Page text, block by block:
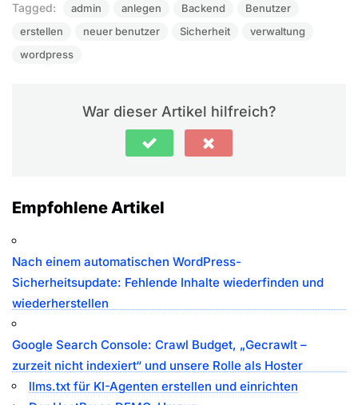
Tagged: admin anlegen Backend
Benutzer
erstellen
neuer benutzer Sicherheit
verwaltung
wordpress
War dieser Artikel hilfreich?
Empfohlene Artikel
Nach einem automatischen WordPress-
Sicherheitsupdate: Fehlende Inhalte wiederfinden und
wiederherstellen
Google Search Console: Crawl Budget, „Gecrawlt –
zurzeit nicht indexiert“ und unsere Rolle als Hoster
llms.txt für KI-Agenten erstellen und einrichten